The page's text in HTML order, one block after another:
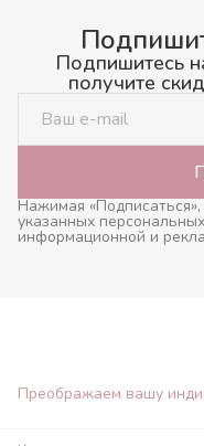
Подпишитесь
получите
Нажимая
указанных
информационной и
Преображаем вашу